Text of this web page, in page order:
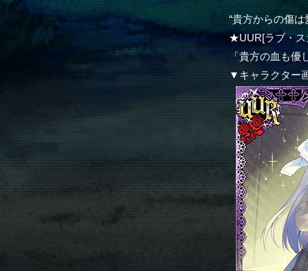
“貴方からの傷
★UUR[ラブ・ス
「貴方の血も
▼キャラクター